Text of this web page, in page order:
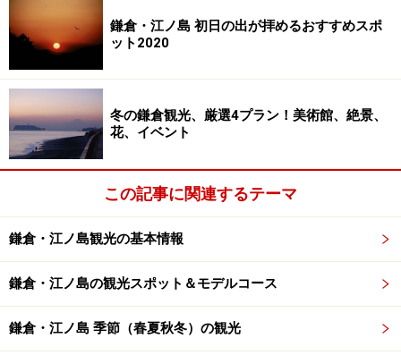
住所：神奈川県鎌倉市山ノ内8
TEL：0467-22-0981
営業時間：8:30～16:30
料金：拝観料300円
アクセス：ＪＲ北鎌倉駅から徒歩15分
３位 報国寺
竹林がなんとも美しい報国寺。かつては、足利・上杉両
れている小道を歩いていると、俗世での欲・悩みが洗い
流されていくような感覚に襲われます。時間があれば、
竹林の奥にある茶席でお抹茶をいただき、ゆっくりと過
鎌倉・江ノ島 初日の出が拝めるおすすめスポ
ット2020
冬の鎌倉観光、厳選4プラン！美術館、絶景、
花、イベント
この記事に関連するテーマ
鎌倉・江ノ島観光の基本情報
鎌倉・江ノ島の観光スポット＆モデルコース
鎌倉・江ノ島 季節（春夏秋冬）の観光